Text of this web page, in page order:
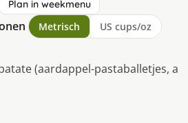
Plan in weekmenu
Metrisch US cups/oz
(aardappel-pastaballetjes, a